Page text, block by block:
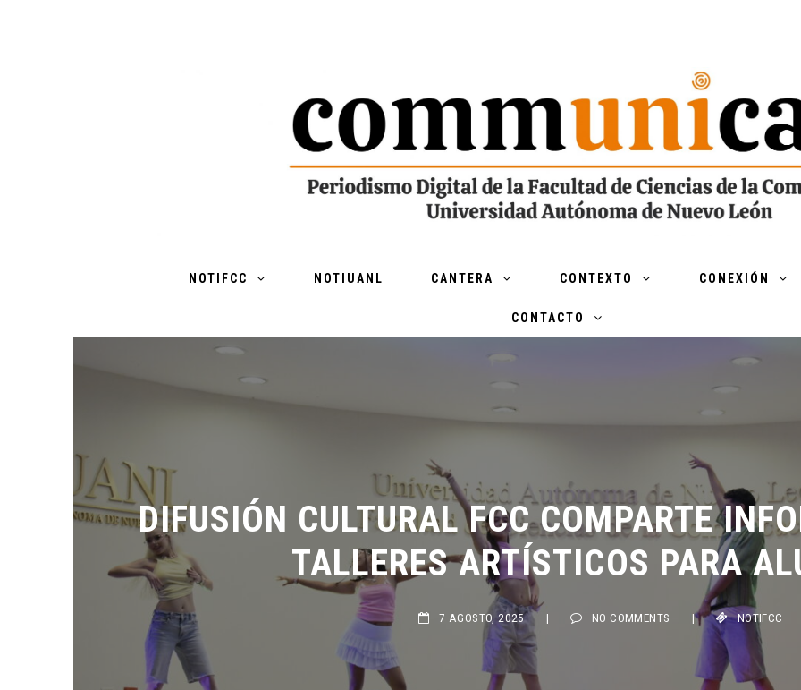
NOTIFCC NOTIUANL CANTERA CONTEXTO CONEXIÓN
CONTACTO
DIFUSIÓN CULTURAL FCC COMPARTE
TALLERES ARTÍSTICOS PARA
7 AGOSTO, 2025 | NOTIFCC